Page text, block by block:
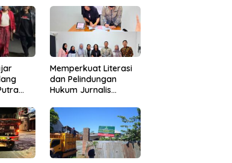
Memperkuat Literasi
dan Pelindungan
Hukum Jurnalis
Hukumonline
Menyediakan Layanan
AI Gratis